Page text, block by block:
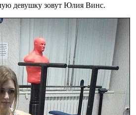
девушку зовут Юлия Винс.